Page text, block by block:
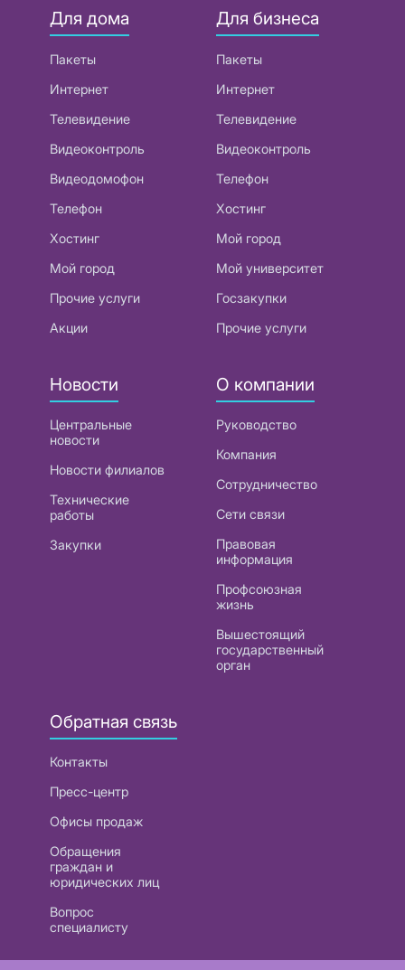
Для дома
Пакеты
Интернет
Телевидение
Видеоконтроль
Видеодомофон
Телефон
Хостинг
Мой город
Прочие услуги
Акции
Для бизнеса
Пакеты
Интернет
Телевидение
Видеоконтроль
Телефон
Хостинг
Мой город
Мой университет
Госзакупки
Прочие услуги
Новости
Центральные
новости
Новости филиалов
Технические
работы
Закупки
О компании
Руководство
Компания
Сотрудничество
Сети связи
Правовая
информация
Профсоюзная
жизнь
Вышестоящий
государственный
орган
Обратная связь
Контакты
Пресс-центр
Офисы продаж
Обращения
граждан и
юридических лиц
Вопрос
специалисту